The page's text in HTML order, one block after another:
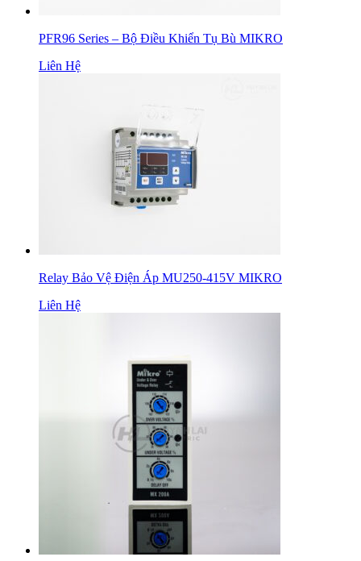
PFR96 Series – Bộ Điều Khiển Tụ Bù MIKRO
Liên Hệ
Relay Bảo Vệ Điện Áp MU250-415V MIKRO
Liên Hệ